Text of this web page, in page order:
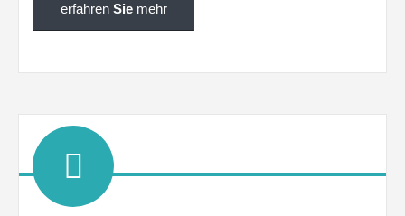
erfahren Siemehr